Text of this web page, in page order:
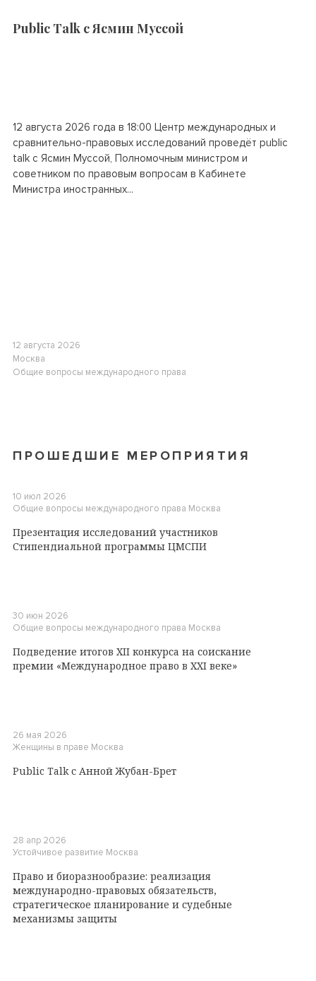
Public Talk c Ясмин Муссой
12 августа 2026 года в 18:00 Центр международных и
сравнительно-правовых исследований проведёт public
talk с Ясмин Муссой, Полномочным министром и
советником по правовым вопросам в Кабинете
Министра иностранных...
12 августа 2026
Москва
Общие вопросы международного права
ПРОШЕДШИЕ МЕРОПРИЯТИЯ
10 июл 2026
Общие вопросы международного права Москва
Презентация исследований участников
Стипендиальной программы ЦМСПИ
30 июн 2026
Общие вопросы международного права Москва
Подведение итогов XII конкурса на соискание
премии «Международное право в XXI веке»
26 мая 2026
Женщины в праве Москва
Public Talk с Анной Жубан-Брет
28 апр 2026
Устойчивое развитие Москва
Право и биоразнообразие: реализация
международно-правовых обязательств,
стратегическое планирование и судебные
механизмы защиты